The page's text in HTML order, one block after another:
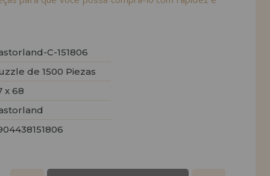
C-151806
de 1500 Piezas
x 68